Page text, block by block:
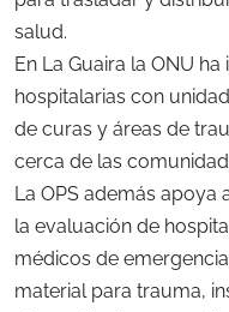
salud.
En La Guaira la ONU
hospitalarias con
de curas y áreas de
cerca de las
La OPS además apoya
la evaluación de
médicos de
material para trauma,